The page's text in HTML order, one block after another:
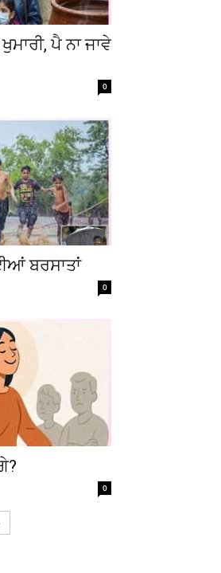
ਪੈ ਨਾ ਜਾਵੇ
0
ਬਰਸਾਤਾਂ
0
0